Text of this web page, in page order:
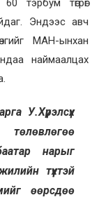
тэрбум төгрөг
Эндээс авч
МАН-ынхан
наймаалцах
У.Хүрэлсүх
нарыг
түүхтэй
өөрсдөө